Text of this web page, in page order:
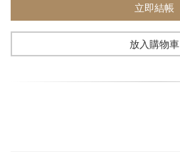
立即結帳
放入購物車